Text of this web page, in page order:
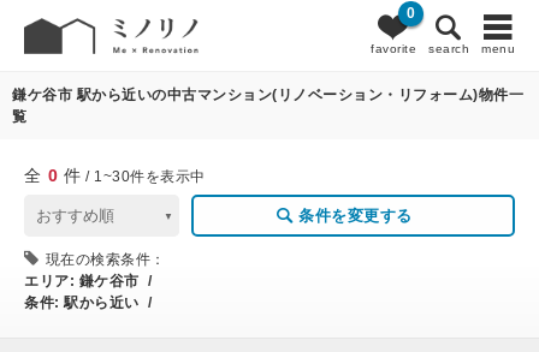
favorite
0
search menu
0 条件変更
鎌ケ谷市 駅から近いの中古マンション(リノベーション・リフォーム)物件一
覧
全 0 件 / 1~30件を表示中
条件を変更する
現在の検索条件：
エリア: 鎌ケ谷市 /
条件: 駅から近い /